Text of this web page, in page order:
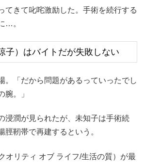
てきて叱咤激励した。手術を続行する
…。
子）はバイトだが失敗しない
。「だから問題があるっていったでし
腕。」
浸潤が見られたが、未知子は手術続
脛靭帯で再建するという。
オリティ オブ ライフ/生活の質）が最